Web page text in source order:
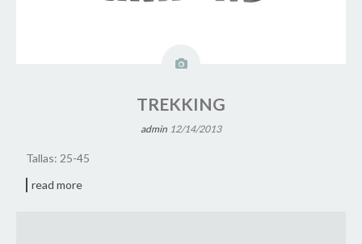
TREKKING
admin 12/14/2013
Tallas: 25-45
read more